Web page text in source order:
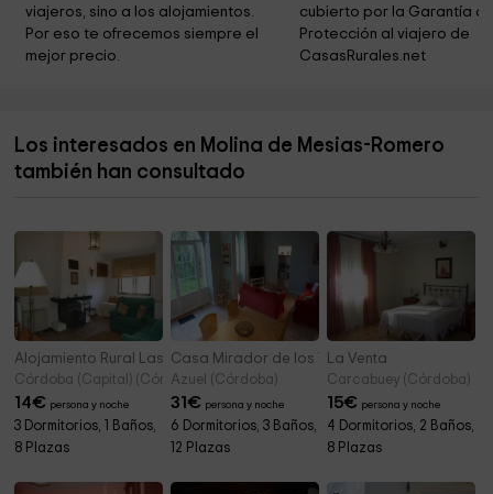
Parroquia de San Bartolomé
Parroquia San Bartolomé 0,4 km
Museo Arqueológico 0,6 km
viajeros, sino a los alojamientos.
Por eso te ofrecemos siempre el
mejor precio.
cubierto por la Garantía
Protección al viajero de
CasasRurales.net
Los interesados en Molina de Mesias-Romero
también han consultado
Alojamiento Rural Las Jaras
Córdoba (Capital) (Córdoba)
14€ persona y noche
3 Dormitorios, 1 Baños,
8 Plazas
Casa Mirador de los Tomillos
Azuel (Córdoba)
31€ persona y noche
6 Dormitorios, 3 Baños,
12 Plazas
La Venta
Carcabuey (Córdoba)
15€ persona y noche
4 Dormitorios, 2 Baños,
8 Plazas